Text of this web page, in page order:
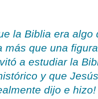
la Biblia era
más que una
a estudiar la
y que
dijo e